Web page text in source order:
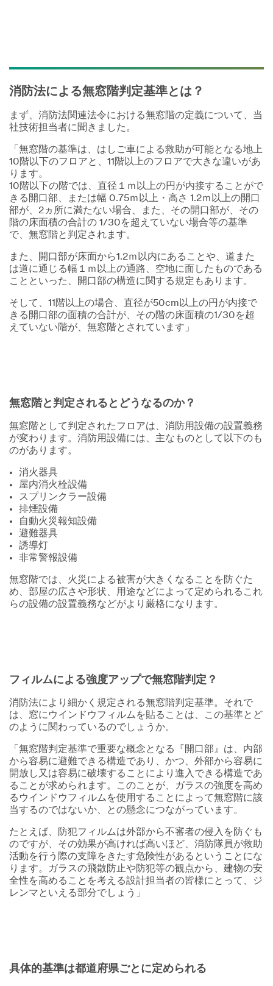
消防法による無窓階判定基準とは？
まず、消防法関連法令における無窓階の定義について、当
社技術担当者に聞きました。
「無窓階の基準は、はしご車による救助が可能となる地上
10階以下のフロアと、11階以上のフロアで大きな違いがあ
ります。
10階以下の階では、直径１ｍ以上の円が内接することがで
きる開口部、または幅 0.75ｍ以上・高さ 1.2ｍ以上の開口
部が、2ヵ所に満たない場合、また、その開口部が、その
階の床面積の合計の 1/30を超えていない場合等の基準
で、無窓階と判定されます。
また、開口部が床面から1.2ｍ以内にあることや、道また
は道に通じる幅１ｍ以上の通路、空地に面したものである
ことといった、開口部の構造に関する規定もあります。
そして、11階以上の場合、直径が50cm以上の円が内接で
きる開口部の面積の合計が、その階の床面積の1/30を超
えていない階が、無窓階とされています」
無窓階と判定されるとどうなるのか？
無窓階として判定されたフロアは、消防用設備の設置義務
が変わります。消防用設備には、主なものとして以下のも
のがあります。
消火器具
屋内消火栓設備
スプリンクラー設備
排煙設備
自動火災報知設備
避難器具
誘導灯
非常警報設備
無窓階では、火災による被害が大きくなることを防ぐた
め、部屋の広さや形状、用途などによって定められるこれ
らの設備の設置義務などがより厳格になります。
フィルムによる強度アップで無窓階判定？
消防法により細かく規定される無窓階判定基準。それで
は、窓にウインドウフィルムを貼ることは、この基準とど
のように関わっているのでしょうか。
「無窓階判定基準で重要な概念となる『開口部』は、内部
から容易に避難できる構造であり、かつ、外部から容易に
開放し又は容易に破壊することにより進入できる構造であ
ることが求められます。このことが、ガラスの強度を高め
るウインドウフィルムを使用することによって無窓階に該
当するのではないか、との懸念につながっています。
たとえば、防犯フィルムは外部から不審者の侵入を防ぐも
のですが、その効果が高ければ高いほど、消防隊員が救助
活動を行う際の支障をきたす危険性があるということにな
ります。ガラスの飛散防止や防犯等の観点から、建物の安
全性を高めることを考える設計担当者の皆様にとって、ジ
レンマといえる部分でしょう」
具体的基準は都道府県ごとに定められる